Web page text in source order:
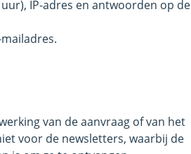
IP-adres en antwoorden op de
van de aanvraag of van het
voor de newsletters, waarbij de